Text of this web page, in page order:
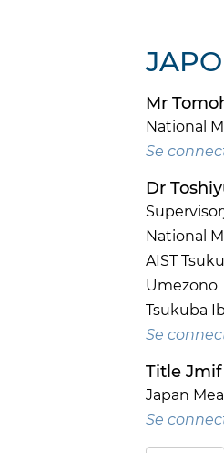
Mr
National
Se
Dr
National
AIST
Umezono
Tsukuba
Se
Title Jmif
Japan
Se